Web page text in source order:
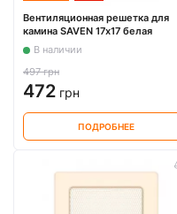
Вентиляционная решетка для
камина SAVEN 17х17 белая
В наличии
497 грн
472 грн
ПОДРОБНЕЕ